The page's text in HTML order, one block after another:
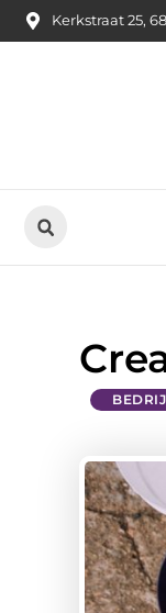
Kerkstraat 25,